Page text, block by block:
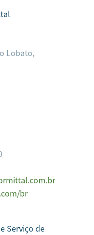
Lobato,
br
Serviço de